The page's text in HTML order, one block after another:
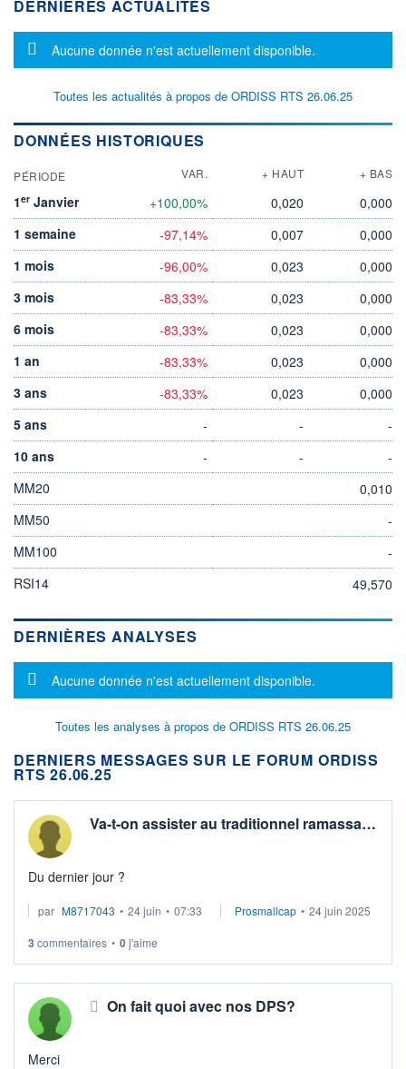
DERNIÈRES ACTUALITÉS
Message d'information
Aucune donnée n'est actuellement disponible.
Toutes les actualités à propos de ORDISS RTS 26.06.25
DONNÉES HISTORIQUES
PÉRIODE VAR. + HAUT + BAS
1er Janvier +100,00% 0,020
0,000
1 semaine
-97,14% 0,007
0,000
1 mois
-96,00% 0,023
0,000
3 mois
-83,33% 0,023
0,000
6 mois
-83,33% 0,023
0,000
1 an
-83,33% 0,023
0,000
3 ans
-83,33% 0,023
0,000
5 ans
- -
-
10 ans
- -
-
MM20
0,010
MM50
-
MM100
-
RSI14
49,570
DERNIÈRES ANALYSES
Message d'information
Aucune donnée n'est actuellement disponible.
Toutes les analyses à propos de ORDISS RTS 26.06.25
DERNIERS MESSAGES SUR LE FORUM ORDISS
RTS 26.06.25
Va-t-on assister au traditionnel ramassa…
Du dernier jour ?
par M8717043 • 24 juin • 07:33 Prosmallcap • 24 juin 2025
3 commentaires • 0j'aime
On fait quoi avec nos DPS?
Merci